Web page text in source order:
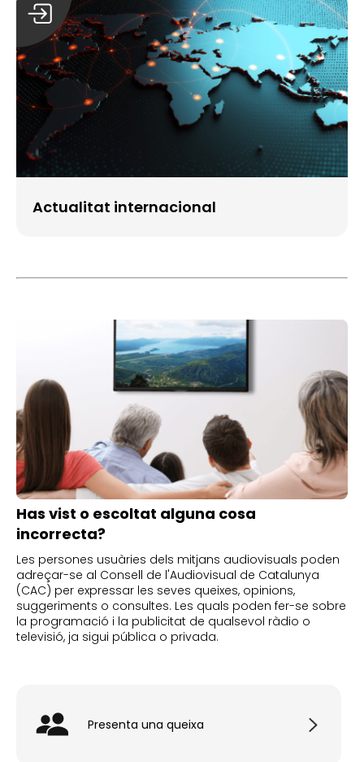
Actualitat internacional
Has vist o escoltat alguna cosa
incorrecta?
Les persones usuàries dels mitjans audiovisuals poden
adreçar-se al Consell de l'Audiovisual de Catalunya
(CAC) per expressar les seves queixes, opinions,
suggeriments o consultes. Les quals poden fer-se sobre
la programació i la publicitat de qualsevol ràdio o
televisió, ja sigui pública o privada.
Presenta una queixa